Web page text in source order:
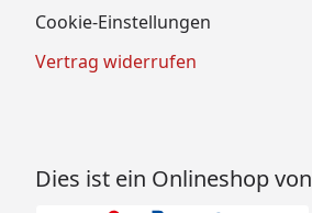
Cookie-Einstellungen
Vertrag widerrufen
Dies ist ein Onlineshop von